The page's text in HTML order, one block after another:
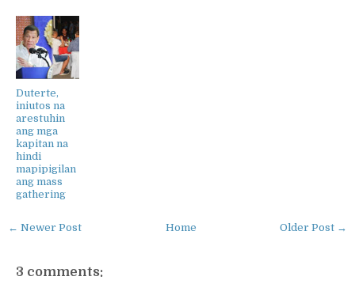
Duterte,
iniutos na
arestuhin
ang mga
kapitan na
hindi
mapipigilan
ang mass
gathering
← Newer Post Older Post →
Home
3 comments: